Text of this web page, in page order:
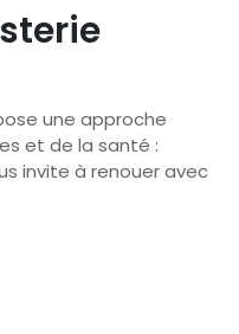
une approche
et de la santé :
invite à renouer avec